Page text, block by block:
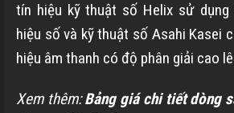
tín hiệu kỹ thuật số Helix sử
hiệu số và kỹ thuật số Asahi Kasei
hiệu âm thanh có độ phân giải cao
Xem thêm:Bảng giá chi tiết dòng